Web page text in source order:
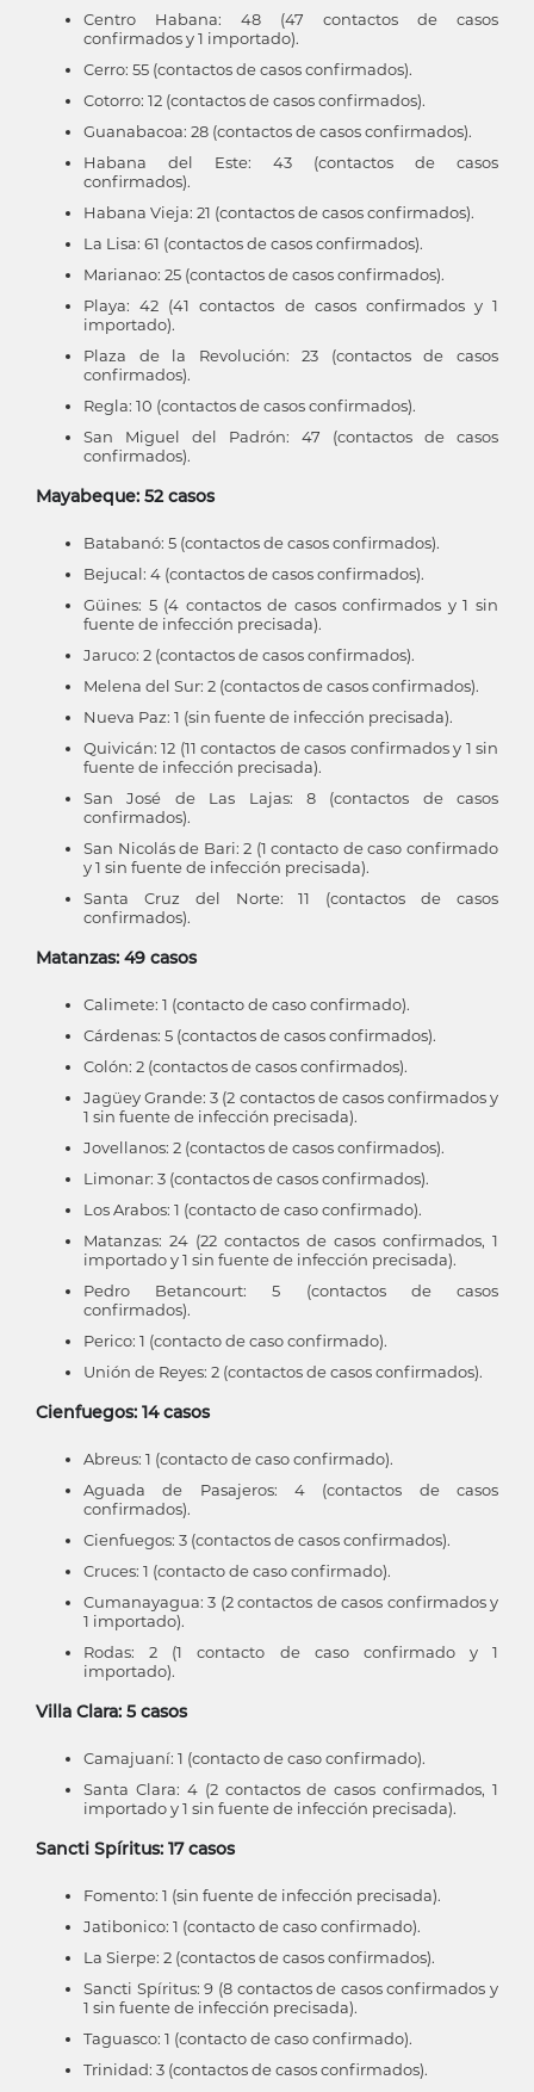
Centro Habana: 48 (47 contactos de casos
confirmados y 1 importado).
Cerro: 55 (contactos de casos confirmados).
Cotorro: 12 (contactos de casos confirmados).
Guanabacoa: 28 (contactos de casos confirmados).
Habana del Este: 43 (contactos de casos
confirmados).
Habana Vieja: 21 (contactos de casos confirmados).
La Lisa: 61 (contactos de casos confirmados).
Marianao: 25 (contactos de casos confirmados).
Playa: 42 (41 contactos de casos confirmados y 1
importado).
Plaza de la Revolución: 23 (contactos de casos
confirmados).
Regla: 10 (contactos de casos confirmados).
San Miguel del Padrón: 47 (contactos de casos
confirmados).
Mayabeque: 52 casos
Batabanó: 5 (contactos de casos confirmados).
Bejucal: 4 (contactos de casos confirmados).
Güines: 5 (4 contactos de casos confirmados y 1 sin
fuente de infección precisada).
Jaruco: 2 (contactos de casos confirmados).
Melena del Sur: 2 (contactos de casos confirmados).
Nueva Paz: 1 (sin fuente de infección precisada).
Quivicán: 12 (11 contactos de casos confirmados y 1 sin
fuente de infección precisada).
San José de Las Lajas: 8 (contactos de casos
confirmados).
San Nicolás de Bari: 2 (1 contacto de caso confirmado
y 1 sin fuente de infección precisada).
Santa Cruz del Norte: 11 (contactos de casos
confirmados).
Matanzas: 49 casos
Calimete: 1 (contacto de caso confirmado).
Cárdenas: 5 (contactos de casos confirmados).
Colón: 2 (contactos de casos confirmados).
Jagüey Grande: 3 (2 contactos de casos confirmados y
1 sin fuente de infección precisada).
Jovellanos: 2 (contactos de casos confirmados).
Limonar: 3 (contactos de casos confirmados).
Los Arabos: 1 (contacto de caso confirmado).
Matanzas: 24 (22 contactos de casos confirmados, 1
importado y 1 sin fuente de infección precisada).
Pedro Betancourt: 5 (contactos de casos
confirmados).
Perico: 1 (contacto de caso confirmado).
Unión de Reyes: 2 (contactos de casos confirmados).
Cienfuegos: 14 casos
Abreus: 1 (contacto de caso confirmado).
Aguada de Pasajeros: 4 (contactos de casos
confirmados).
Cienfuegos: 3 (contactos de casos confirmados).
Cruces: 1 (contacto de caso confirmado).
Cumanayagua: 3 (2 contactos de casos confirmados y
1 importado).
Rodas: 2 (1 contacto de caso confirmado y 1
importado).
Villa Clara: 5 casos
Camajuaní: 1 (contacto de caso confirmado).
Santa Clara: 4 (2 contactos de casos confirmados, 1
importado y 1 sin fuente de infección precisada).
Sancti Spíritus: 17 casos
Fomento: 1 (sin fuente de infección precisada).
Jatibonico: 1 (contacto de caso confirmado).
La Sierpe: 2 (contactos de casos confirmados).
Sancti Spíritus: 9 (8 contactos de casos confirmados y
1 sin fuente de infección precisada).
Taguasco: 1 (contacto de caso confirmado).
Trinidad: 3 (contactos de casos confirmados).